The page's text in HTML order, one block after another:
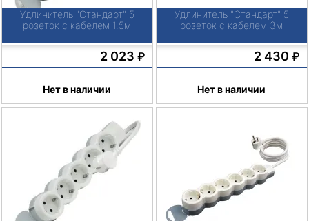
Удлинитель "Стандарт" 5
розеток с кабелем 1,5м
2 023 ₽
Нет в наличии
Удлинитель "Стандарт" 5
розеток с кабелем 3м
2 430 ₽
Нет в наличии